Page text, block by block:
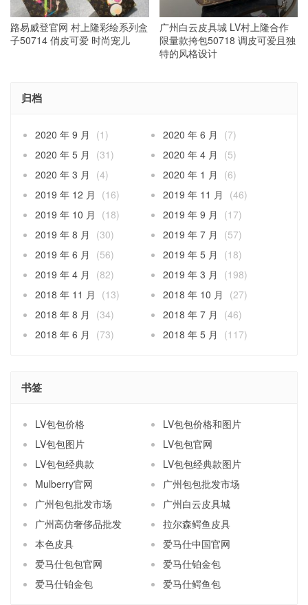
路易威登官网 村上隆彩绘系列盒
子50714 俏皮可爱 时尚宠儿
广州白云皮具城 LV村上隆合作
限量款挎包50718 调皮可爱且独
特的风格设计
归档
2020 年 9 月 (1) 2020 年 6 月
(7)
2020 年 5 月
(31) 2020 年 4 月
(5)
2020 年 3 月
(4) 2020 年 1 月
(6)
2019 年 12 月
(16) 2019 年 11 月
(46)
2019 年 10 月
(18) 2019 年 9 月
(17)
2019 年 8 月
(30) 2019 年 7 月
(57)
2019 年 6 月
(56) 2019 年 5 月
(18)
2019 年 4 月
(82) 2019 年 3 月
(198)
2018 年 11 月
(13) 2018 年 10 月
(27)
2018 年 8 月
(34) 2018 年 7 月
(46)
2018 年 6 月
(73) 2018 年 5 月 (117)
书签
LV包包价格
LV包包价格和图片
LV包包图片
LV包包官网
LV包包经典款
LV包包经典款图片
Mulberry官网
广州包包批发市场
广州包包批发市场
广州白云皮具城
广州高仿奢侈品批发
拉尔森鳄鱼皮具
本色皮具
爱马仕中国官网
爱马仕包包官网
爱马仕铂金包
爱马仕铂金包
爱马仕鳄鱼包